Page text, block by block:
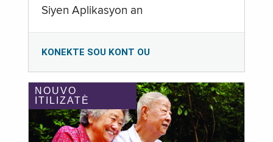
Siyen Aplikasyon an
KONEKTE SOU KONT OU
NOUVO
ITILIZATÈ